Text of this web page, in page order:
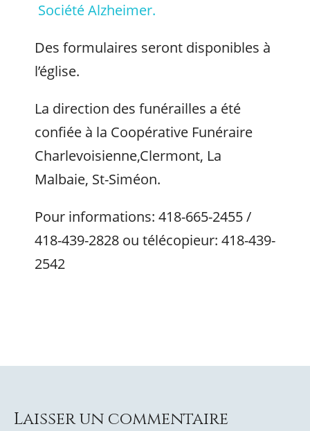
Société Alzheimer.
Des formulaires seront disponibles à
l’église.
La direction des funérailles a été
confiée à la Coopérative Funéraire
Charlevoisienne,Clermont, La
Malbaie, St-Siméon.
Pour informations: 418-665-2455 /
418-439-2828 ou télécopieur: 418-439-
2542
Laisser un commentaire